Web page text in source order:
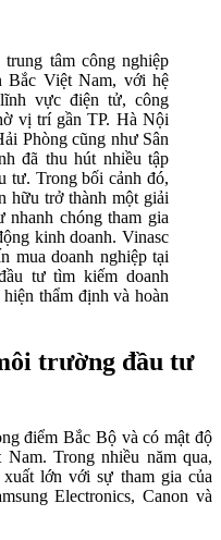
tâm công nghiệp
Bắc Việt Nam, với hệ
vực điện tử, công
vị trí gần TP. Hà Nội
Phòng cũng như Sân
đã thu hút nhiều tập
tư. Trong bối cảnh đó,
hữu trở thành một giải
nhanh chóng tham gia
kinh doanh. Vinasc
mua doanh nghiệp tại
tư tìm kiếm doanh
thẩm định và hoàn
trường đầu tư
điểm Bắc Bộ và có mật độ
Trong nhiều năm qua,
lớn với sự tham gia của
Electronics, Canon và